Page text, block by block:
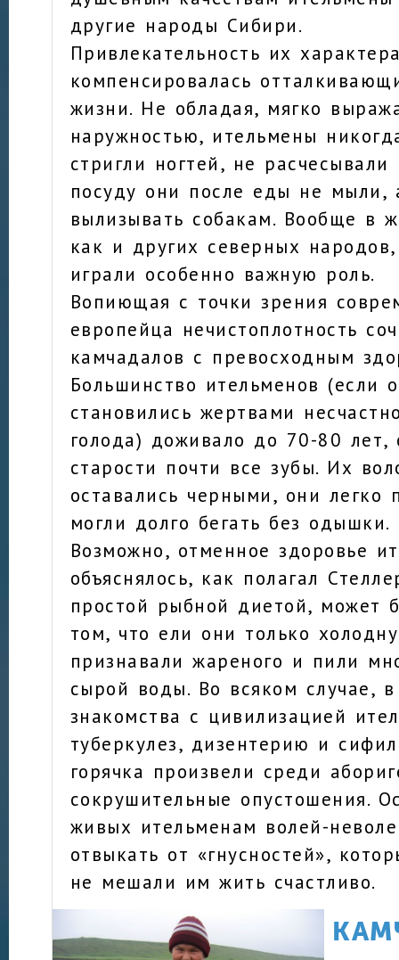
другие народы Сибири.
Привлекательность их
компенсировалась
жизни. Не обладая, мягко
наружностью, ительмены
стригли ногтей, не
посуду они после еды не мыли,
вылизывать собакам. Вообще в
как и других северных
играли особенно важную роль.
Вопиющая с точки зрения
европейца нечистоплотность
камчадалов с превосходным
Большинство ительменов (если
становились жертвами
голода) доживало до 70-80 лет,
старости почти все зубы. Их
оставались черными, они легко
могли долго бегать без одышки.
Возможно, отменное здоровье
объяснялось, как полагал
простой рыбной диетой, может
том, что ели они только
признавали жареного и пили
сырой воды. Во всяком случае,
знакомства с цивилизацией
туберкулез, дизентерию и
горячка произвели среди
сокрушительные опустошения.
живых ительменам волей-
отвыкать от «гнусностей»,
не мешали им жить счастливо.